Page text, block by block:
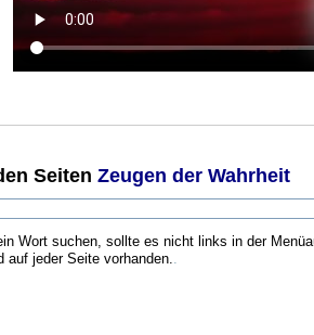
Seiten Zeugen der Wahrheit
Wort suchen, sollte es nicht links in der
auf jeder Seite vorhanden.